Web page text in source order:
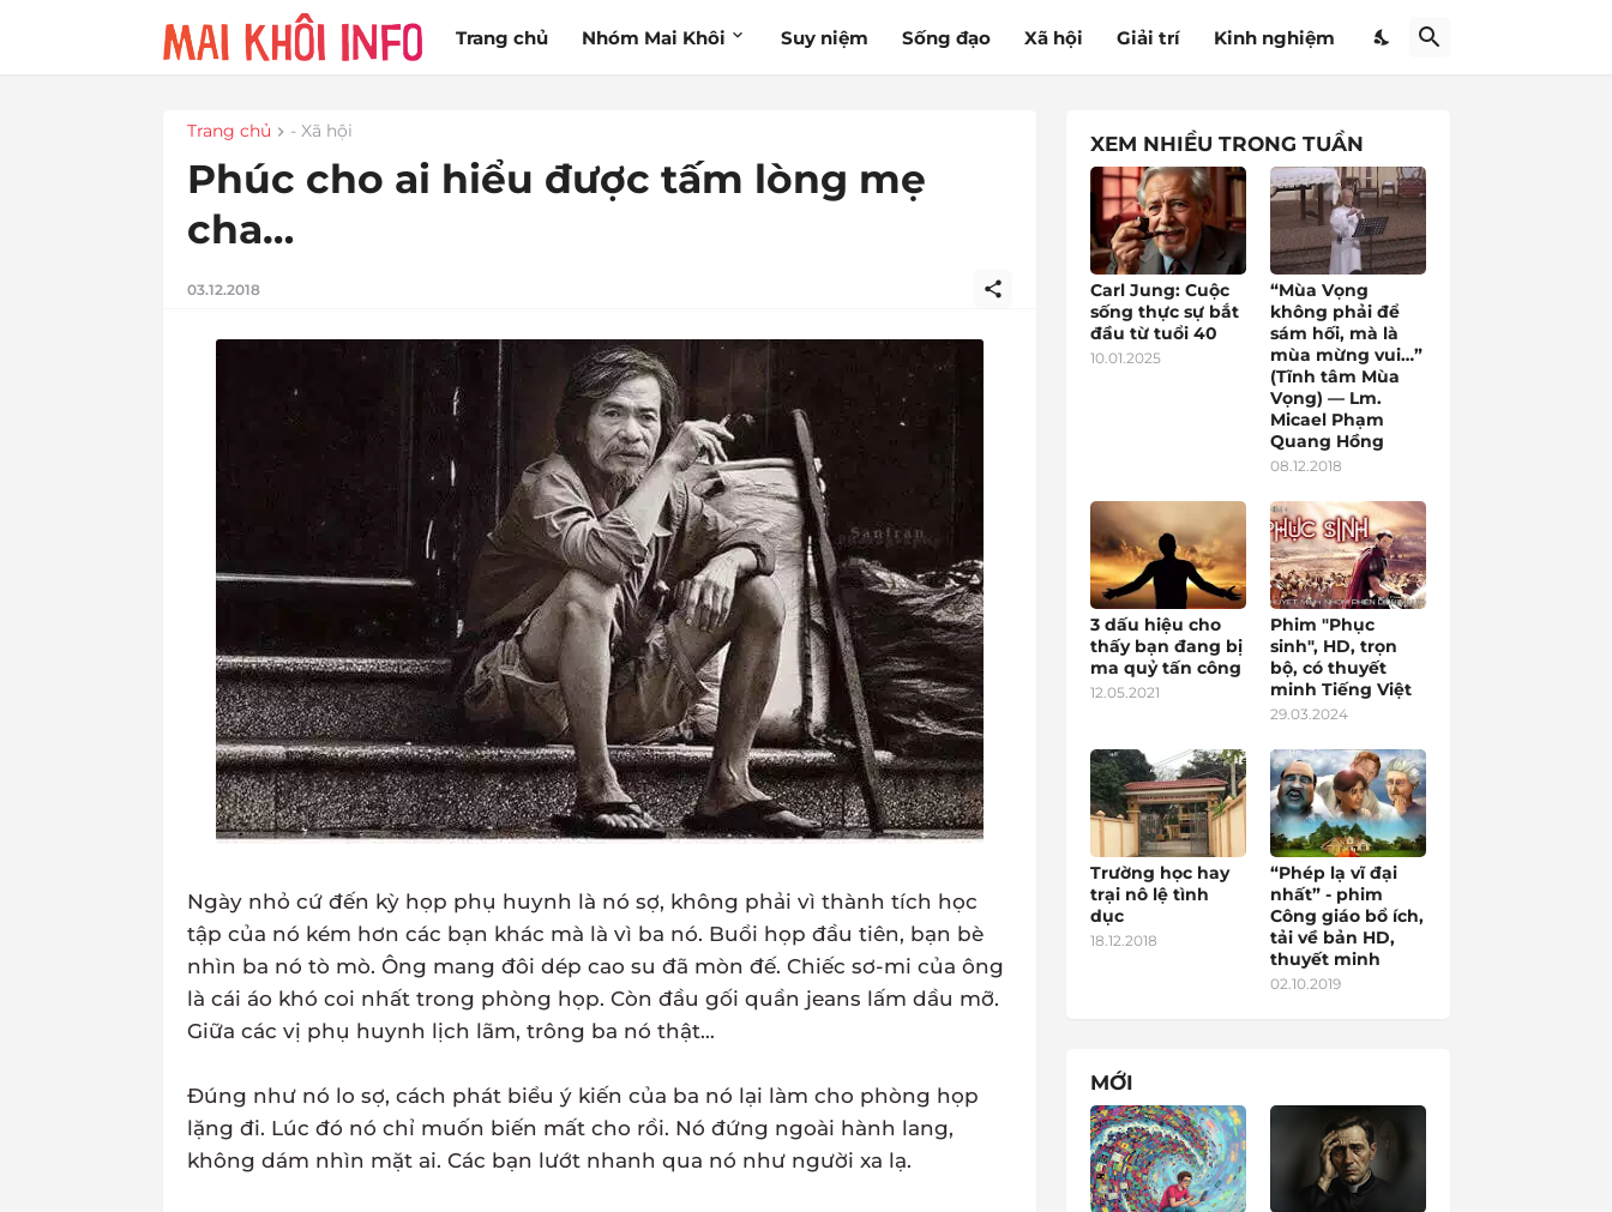
Trang chủ Nhóm Mai Khôi Suy niệm Sống đạo Xã hội Giải trí Kinh nghiệm
Trang chủ - Xã hội
Phúc cho ai hiểu được tấm lòng mẹ
cha…
03.12.2018
Ngày nhỏ cứ đến kỳ họp phụ huynh là nó sợ, không phải vì thành tích học
tập của nó kém hơn các bạn khác mà là vì ba nó. Buổi họp đầu tiên, bạn bè
nhìn ba nó tò mò. Ông mang đôi dép cao su đã mòn đế. Chiếc sơ-mi của ông
là cái áo khó coi nhất trong phòng họp. Còn đầu gối quần jeans lấm dầu mỡ.
Giữa các vị phụ huynh lịch lãm, trông ba nó thật…
Đúng như nó lo sợ, cách phát biểu ý kiến của ba nó lại làm cho phòng họp
lặng đi. Lúc đó nó chỉ muốn biến mất cho rồi. Nó đứng ngoài hành lang,
không dám nhìn mặt ai. Các bạn lướt nhanh qua nó như người xa lạ.
XEM NHIỀU TRONG TUẦN
Carl Jung: Cuộc
sống thực sự bắt
đầu từ tuổi 40
10.01.2025
“Mùa Vọng
không phải để
sám hối, mà là
mùa mừng vui…”
(Tĩnh tâm Mùa
Vọng) — Lm.
Micael Phạm
Quang Hồng
08.12.2018
3 dấu hiệu cho
thấy bạn đang bị
ma quỷ tấn công
12.05.2021
Phim "Phục
sinh", HD, trọn
bộ, có thuyết
minh Tiếng Việt
29.03.2024
Trường học hay
trại nô lệ tình
dục
18.12.2018
“Phép lạ vĩ đại
nhất” - phim
Công giáo bổ ích,
tải về bản HD,
thuyết minh
02.10.2019
MỚI